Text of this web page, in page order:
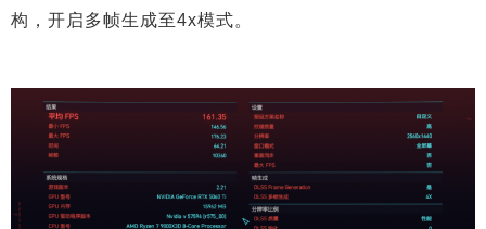
构，开启多帧生成至4x模式。